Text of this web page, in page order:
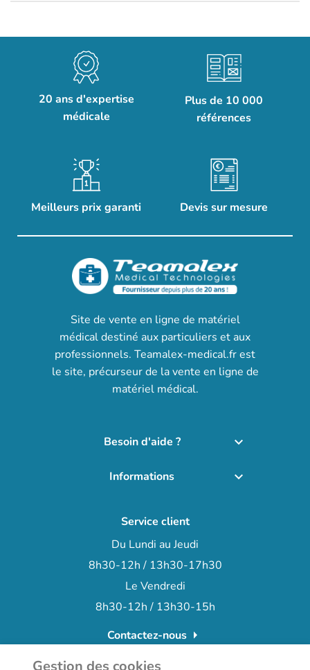
20 ans d'expertise
médicale
Plus de 10 000
références
Meilleurs prix garanti Devis sur mesure
Site de vente en ligne de matériel
médical destiné aux particuliers et aux
professionnels. Teamalex-medical.fr est
le site, précurseur de la vente en ligne de
matériel médical.
Besoin d'aide ? 
Informations 
Service client
Du Lundi au Jeudi
8h30-12h / 13h30-17h30
Le Vendredi
8h30-12h / 13h30-15h
Contactez-nousarrow_right
phone+33 (0)3 66 72 15 78
Gestion des cookies